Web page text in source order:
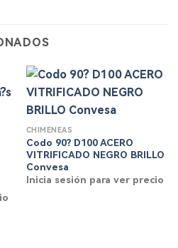
CHIMENEAS
Codo 90? D100 ACERO
VITRIFICADO NEGRO BRILLO
Convesa
Inicia sesión para ver precio